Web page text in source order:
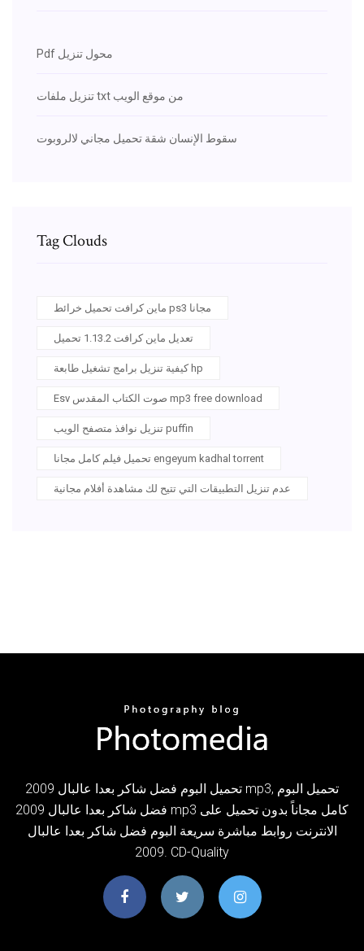
Pdf محول تنزيل
تنزيل ملفات txt من موقع الويب
سقوط الإنسان شقة تحميل مجاني لالروبوت
Tag Clouds
ماين كرافت تحميل خرائط ps3 مجانا
تعديل ماين كرافت 1.13.2 تحميل
كيفية تنزيل برامج تشغيل طابعة hp
Esv صوت الكتاب المقدس mp3 free download
تنزيل نوافذ متصفح الويب puffin
تحميل فيلم كامل مجانا engeyum kadhal torrent
عدم تنزيل التطبيقات التي تتيح لك مشاهدة أفلام مجانية
تحميل البوم فضل شاكر بعدا عالبال 2009 mp3, تحميل البوم
فضل شاكر بعدا عالبال 2009 mp3 كامل مجاناً بدون تحميل على
الانترنت روابط مباشرة سريعة البوم فضل شاكر بعدا عالبال
2009. CD-Quality